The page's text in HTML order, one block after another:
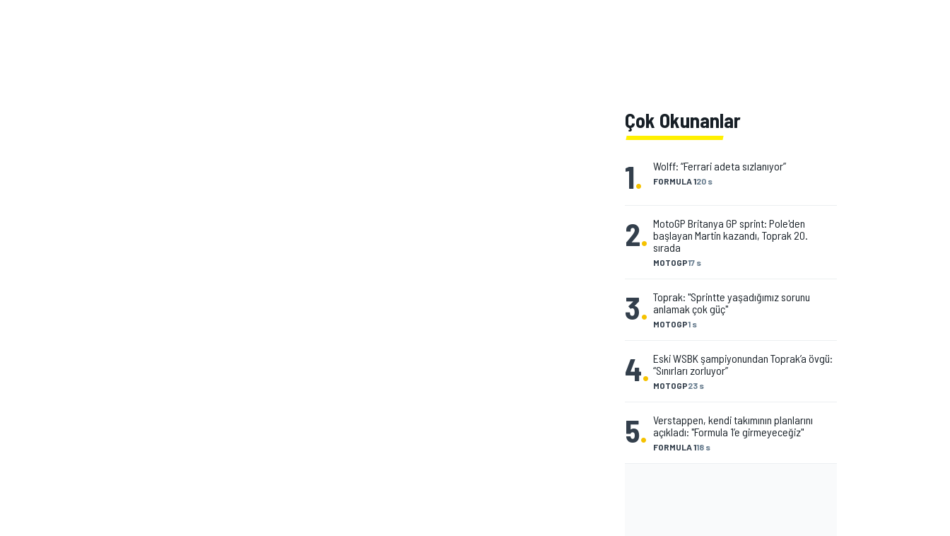
Çok Okunanlar
1. FORMULA 120 s
Wolff: “Ferrari adeta sızlanıyor”
2.
MOTOGP17 s
MotoGP Britanya GP sprint: Pole'den
başlayan Martin kazandı, Toprak 20.
sırada
3. MOTOGP1 s
Toprak: "Sprintte yaşadığımız sorunu
anlamak çok güç"
4. MOTOGP23 s
Eski WSBK şampiyonundan Toprak’a övgü:
“Sınırları zorluyor”
5. FORMULA 118 s
Verstappen, kendi takımının planlarını
açıkladı: "Formula 1’e girmeyeceğiz"